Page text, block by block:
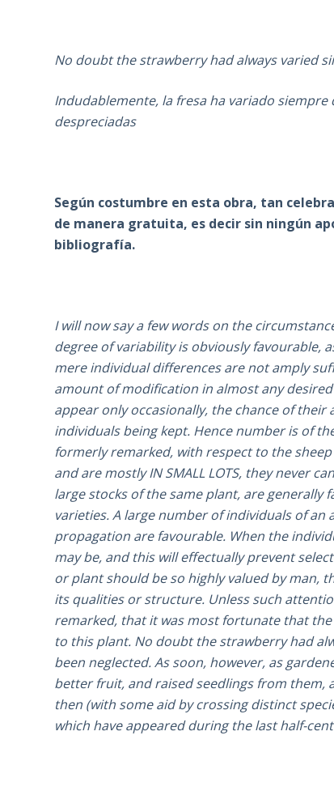
No doubt the strawberry had always varied
Indudablemente, la fresa ha variado
despreciadas
Según costumbre en esta obra, tan
de manera gratuita, es decir sin ningún
bibliografía.
I will now say a few words on the
degree of variability is obviously favourable,
mere individual differences are not amply
amount of modification in almost any
appear only occasionally, the chance of
individuals being kept. Hence number is of
formerly remarked, with respect to the
and are mostly IN SMALL LOTS, they never
large stocks of the same plant, are generally
varieties. A large number of individuals of
propagation are favourable. When the
may be, and this will effectually prevent
or plant should be so highly valued by man,
its qualities or structure. Unless such
remarked, that it was most fortunate that
to this plant. No doubt the strawberry had
been neglected. As soon, however, as
better fruit, and raised seedlings from them,
then (with some aid by crossing distinct
which have appeared during the last half-